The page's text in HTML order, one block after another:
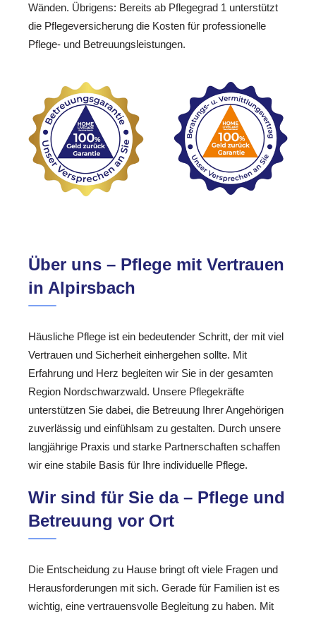
Wänden. Übrigens: Bereits ab Pflegegrad 1 unterstützt
die Pflegeversicherung die Kosten für professionelle
Pflege- und Betreuungsleistungen.
Über uns – Pflege mit Vertrauen
in Alpirsbach
Häusliche Pflege ist ein bedeutender Schritt, der mit viel
Vertrauen und Sicherheit einhergehen sollte. Mit
Erfahrung und Herz begleiten wir Sie in der gesamten
Region Nordschwarzwald. Unsere Pflegekräfte
unterstützen Sie dabei, die Betreuung Ihrer Angehörigen
zuverlässig und einfühlsam zu gestalten. Durch unsere
langjährige Praxis und starke Partnerschaften schaffen
wir eine stabile Basis für Ihre individuelle Pflege.
Wir sind für Sie da – Pflege und
Betreuung vor Ort
Die Entscheidung zu Hause bringt oft viele Fragen und
Herausforderungen mit sich. Gerade für Familien ist es
wichtig, eine vertrauensvolle Begleitung zu haben. Mit